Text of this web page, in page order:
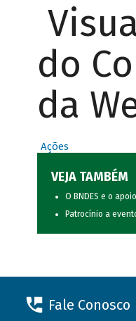
do
da
Ações
VEJA TAMBÉM
O BNDES e o
Patrocínio a
Fale Conosco